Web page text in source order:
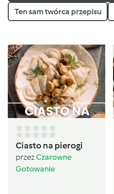
Ten sam twórca przepisu
Ciasto na pierogi
przezCzarowne
Gotowanie